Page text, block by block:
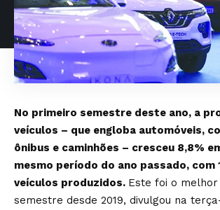
No primeiro semestre deste ano, a
veículos – que engloba automóveis,
ônibus e caminhões – cresceu 8,8%
mesmo período do ano passado, com
veículos produzidos. Este foi o
semestre desde 2019, divulgou na